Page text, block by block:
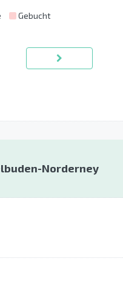
Gebucht
Norderney